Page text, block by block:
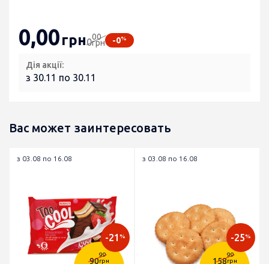
0,00грн000
грн -0%
Дія акції:
з 30.11 по 30.11
Вас может заинтересовать
з 03.08 по 16.08
90
99
грн
-21 %
з 03.08 по 16.08
158
99
грн
-25%